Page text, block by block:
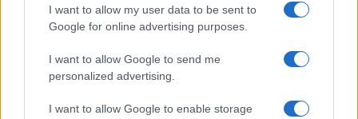
I want to allow my user data to be sent to
Google for online advertising purposes.
I want to allow Google to send me
personalized advertising.
I want to allow Google to enable storage
A lakosságra is fontos szerep hárul a szúnyoginvázió
elkerülésében